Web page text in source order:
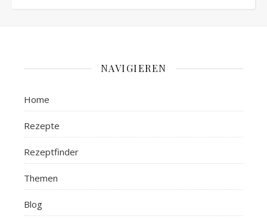
NAVIGIEREN
Home
Rezepte
Rezeptfinder
Themen
Blog